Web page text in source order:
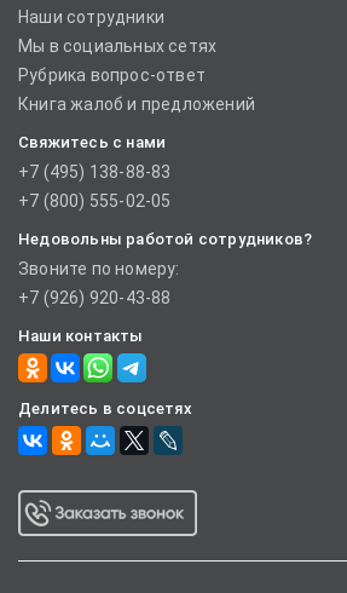
Наши сотрудники
Мы в социальных сетях
Рубрика вопрос-ответ
Книга жалоб и предложений
Свяжитесь с нами
+7 (495) 138-88-83
+7 (800) 555-02-05
Недовольны работой сотрудников?
Звоните по номеру:
+7 (926) 920-43-88
Наши контакты
Делитесь в соцсетях